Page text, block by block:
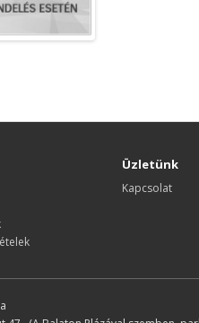
Üzletünk
Kapcsolat